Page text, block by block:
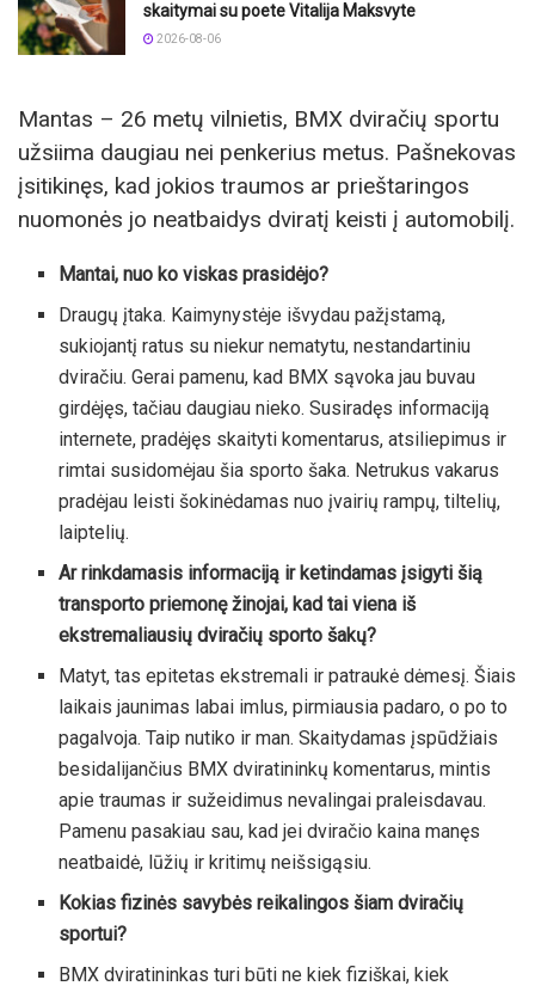
skaitymai su poete Vitalija Maksvyte
2026-08-06
Mantas – 26 metų vilnietis, BMX dviračių sportu
užsiima daugiau nei penkerius metus. Pašnekovas
įsitikinęs, kad jokios traumos ar prieštaringos
nuomonės jo neatbaidys dviratį keisti į automobilį.
Mantai, nuo ko viskas prasidėjo?
Draugų įtaka. Kaimynystėje išvydau pažįstamą,
sukiojantį ratus su niekur nematytu, nestandartiniu
dviračiu. Gerai pamenu, kad BMX sąvoka jau buvau
girdėjęs, tačiau daugiau nieko. Susiradęs informaciją
internete, pradėjęs skaityti komentarus, atsiliepimus ir
rimtai susidomėjau šia sporto šaka. Netrukus vakarus
pradėjau leisti šokinėdamas nuo įvairių rampų, tiltelių,
laiptelių.
Ar rinkdamasis informaciją ir ketindamas įsigyti šią
transporto priemonę žinojai, kad tai viena iš
ekstremaliausių dviračių sporto šakų?
Matyt, tas epitetas ekstremali ir patraukė dėmesį. Šiais
laikais jaunimas labai imlus, pirmiausia padaro, o po to
pagalvoja. Taip nutiko ir man. Skaitydamas įspūdžiais
besidalijančius BMX dviratininkų komentarus, mintis
apie traumas ir sužeidimus nevalingai praleisdavau.
Pamenu pasakiau sau, kad jei dviračio kaina manęs
neatbaidė, lūžių ir kritimų neišsigąsiu.
Kokias fizinės savybės reikalingos šiam dviračių
sportui?
BMX dviratininkas turi būti ne kiek fiziškai, kiek